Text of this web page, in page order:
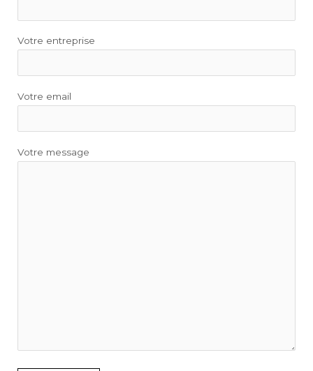
Votre entreprise
Votre email
Votre message